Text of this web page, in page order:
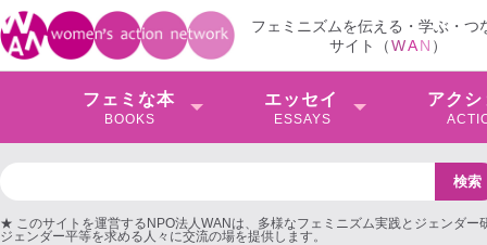
フェミニズムを伝える・学ぶ・つ
サイト（WAN ）
フェミな本
BOOKS
エッセイ
ESSAYS
アクシ
★ このサイトを運営するNPO法人WANは、多様なフェミニズム実践とジェンダー
ジェンダー平等を求める人々に交流の場を提供します。